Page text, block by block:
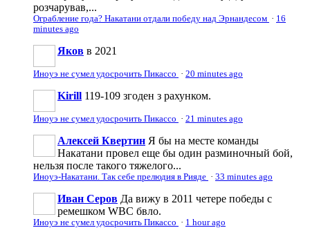
розчарував,...
Ограбление года? Накатани отдали победу над Эрнандесом · 16
minutes ago
Яков в 2021
Иноуэ не сумел удосрочить Пикассо · 20 minutes ago
Kirill 119-109 згоден з рахунком.
Иноуэ не сумел удосрочить Пикассо · 21 minutes ago
Алексей Квертин Я бы на месте команды
Накатани провел еще бы один разминочный бой,
нельзя после такого тяжелого...
Иноуэ-Накатани. Так себе прелюдия в Рияде · 33 minutes ago
Иван Серов Да вижу в 2011 четере победы с
ремешком WBC бвло.
Иноуэ не сумел удосрочить Пикассо · 1 hour ago